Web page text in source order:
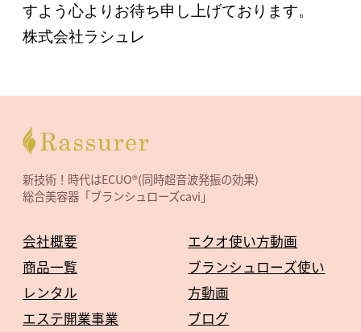
すよう心よりお待ち申し上げております。
株式会社ラシュレ
新技術！時代はECUO®(同時超音波発振の効果)
総合美容器「ブランシュローズcavi」
会社概要
商品一覧
レンタル
エステ開業事業
エクオ使い方動画
ブランシュローズ使い
方動画
ブログ